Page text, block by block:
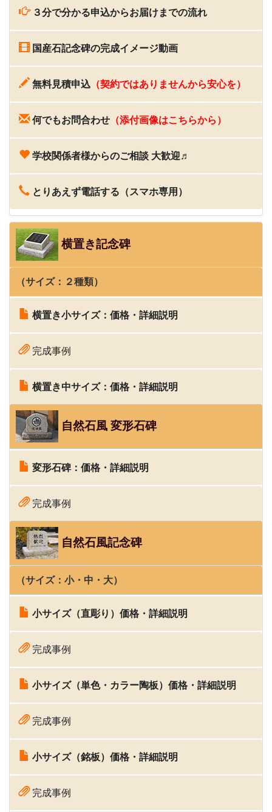
３分で分かる申込からお届けまでの流れ
国産石記念碑の完成イメージ動画
無料見積申込 （契約ではありませんから安心を）
何でもお問合わせ （添付画像はこちらから）
学校関係者様からのご相談 大歓迎♬
とりあえず電話する（スマホ専用）
横置き記念碑
（サイズ：２種類）
横置き小サイズ：価格・詳細説明
完成事例
横置き中サイズ：価格・詳細説明
自然石風 変形石碑
変形石碑：価格・ 詳細説明
完成事例
自然石風記念碑
（サイズ： 小・中・ 大）
小サイズ（直彫り）価格・詳細説明
完成事例
小サイズ（単色・カラー陶板）価格・詳細説明
完成事例
小サイズ（銘板）価格・詳細説明
完成事例